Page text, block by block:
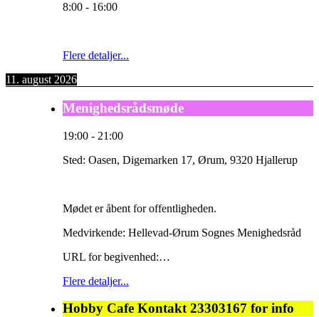
8:00 - 16:00
Flere detaljer...
11. august 2026
Menighedsrådsmøde
19:00 - 21:00
Sted: Oasen, Digemarken 17, Ørum, 9320 Hjallerup
Mødet er åbent for offentligheden.
Medvirkende: Hellevad-Ørum Sognes Menighedsråd
URL for begivenhed:…
Flere detaljer...
Hobby Cafe Kontakt 23303167 for info